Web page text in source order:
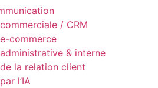
/ CRM
commerce
& interne
la relation client
l’IA